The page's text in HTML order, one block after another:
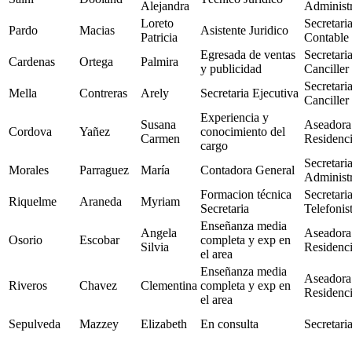
Alejandra
Pardo
Macias
Loreto
Patricia
Asistente Juridico
Secretaria
Contable
Cardenas
Ortega Palmira
Egresada de ventas
y publicidad
Secretaria
Canciller
Mella
Contreras Arely Secretaria Ejecutiva
Secretaria
Canciller
Cordova Yañez
Susana
Carmen
Experiencia y
conocimiento del
cargo
Aseadora
Morales Parraguez María Contadora General
Secretaria
Riquelme
Araneda Myriam
Formacion técnica
Secretaria
Secretaria
Osorio Escobar
Angela
Silvia
Enseñanza media
completa y exp en
el area
Aseadora
Riveros Chavez Clementina
Enseñanza media
completa y exp en
el area
Aseadora
Sepulveda Mazzey Elizabeth En consulta Secretaria